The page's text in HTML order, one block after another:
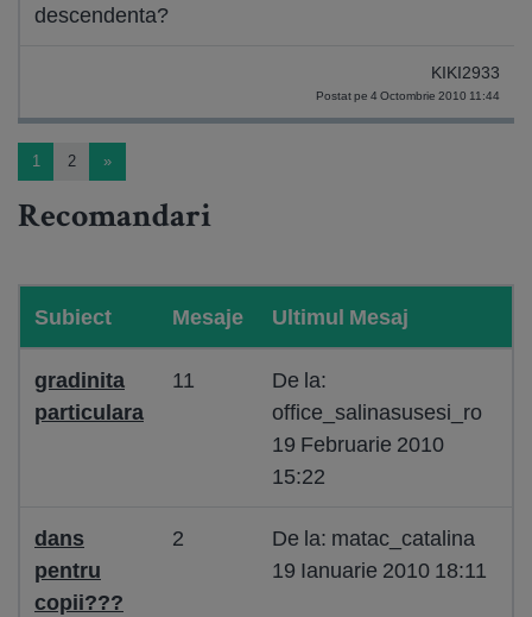
descendenta?
KIKI2933
Postat pe 4 Octombrie 2010 11:44
1 2 »
Recomandari
Subiect Mesaje Ultimul Mesaj
gradinita
particulara
11
De la:
office_salinasusesi_ro
19 Februarie 2010
15:22
dans
pentru
copii???
2
De la: matac_catalina
19 Ianuarie 2010 18:11